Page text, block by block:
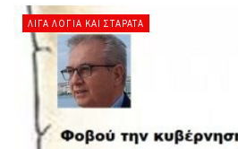
ΛΊΓΑ ΛΌΓΙΑ ΚΑΙ ΣΤΑΡΆΤΑ